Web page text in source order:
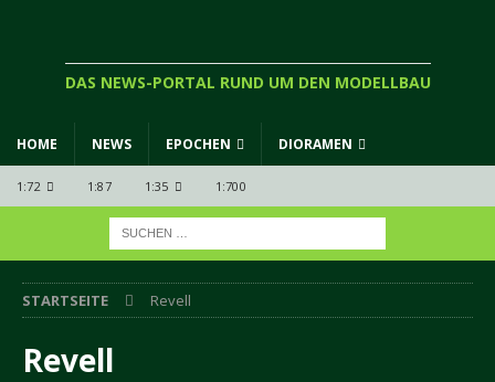
DAS NEWS-PORTAL RUND UM DEN MODELLBAU
HOME NEWS EPOCHEN DIORAMEN
1:72 1:87 1:35 1:700
STARTSEITE Revell
Revell